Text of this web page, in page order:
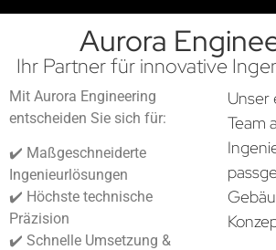
Aurora
Ihr Partner für innovative
Mit Aurora Engineering
entscheiden Sie sich für:
✔️ Maßgeschneiderte
Ingenieurlösungen
✔️ Höchste technische
Präzision
✔️ Schnelle Umsetzung &
Unser
Team